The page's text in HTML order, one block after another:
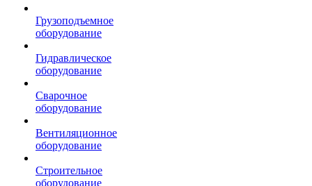
Грузоподъемное
оборудование
Гидравлическое
оборудование
Сварочное
оборудование
Вентиляционное
оборудование
Строительное
оборудование